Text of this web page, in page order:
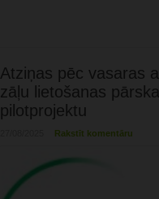
Atziņas pēc vasaras
zāļu lietošanas
pilotprojektu
Rakstīt komentāru